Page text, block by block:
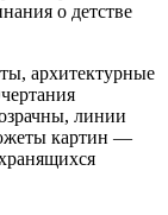
о детстве
архитектурные
линии
картин —